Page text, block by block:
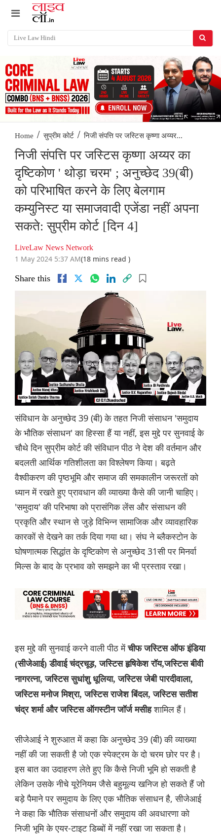
Home / सुप्रीम कोर्ट / निजी संपत्ति पर जस्टिस कृष्णा अय्यर...
निजी संपत्ति पर जस्टिस कृष्णा अय्यर का
दृष्टिकोण ' थोड़ा चरम' ; अनुच्छेद 39(बी)
को परिभाषित करने के लिए बेलगाम
कम्युनिस्ट या समाजवादी एजेंडा नहीं अपना
सकते: सुप्रीम कोर्ट [दिन 4]
LiveLaw News Network
1 May 2024 5:37 AM(18 mins read )
Share this
संविधान के अनुच्छेद 39 (बी) के तहत निजी संसाधन 'समुदाय
के भौतिक संसाधन' का हिस्सा हैं या नहीं, इस मुद्दे पर सुनवाई के
चौथे दिन सुप्रीम कोर्ट की संविधान पीठ ने देश की वर्तमान और
बदलती आर्थिक गतिशीलता का विश्लेषण किया। बढ़ते
वैश्वीकरण की पृष्ठभूमि और समाज की समकालीन जरूरतों को
ध्यान में रखते हुए प्रावधान की व्याख्या कैसे की जानी चाहिए।
'समुदाय' की परिभाषा को प्रासंगिक लेंस और संसाधन की
प्रकृति और स्थान से जुड़े विभिन्न सामाजिक और व्यावहारिक
कारकों से देखने का तर्क दिया गया था। संघ ने ब्लैकस्टोन के
घोषणात्मक सिद्धांत के दृष्टिकोण से अनुच्छेद 31सी पर मिनर्वा
मिल्स के बाद के प्रभाव को समझने का भी प्रस्ताव रखा।
इस मुद्दे की सुनवाई करने वाली पीठ मेंचीफ जस्टिस ऑफ इंडिया
(सीजेआई) डीवाई चंद्रचूड़, जस्टिस हृषिकेश रॉय,जस्टिस बीवी
नागरत्ना, जस्टिस सुधांशु धूलिया, जस्टिस जेबी पारदीवाला,
जस्टिस मनोज मिश्रा, जस्टिस राजेश बिंदल, जस्टिस सतीश
चंद्र शर्मा और जस्टिस ऑगस्टीन जॉर्ज मसीहशामिल हैं।
सीजेआई ने शुरुआत में कहा कि अनुच्छेद 39 (बी) की व्याख्या
नहीं की जा सकती है जो एक स्पेक्ट्रम के दो चरम छोर पर है।
इस बात का उदाहरण लेते हुए कि कैसे निजी भूमि हो सकती है
लेकिन उसके नीचे यूरेनियम जैसे बहुमूल्य खनिज हो सकते हैं जो
बड़े पैमाने पर समुदाय के लिए एक भौतिक संसाधन है, सीजेआई
ने कहा कि भौतिक संसाधनों और समुदाय की अवधारणा को
निजी भूमि के एयर-टाइट डिब्बों में नहीं रखा जा सकता है।